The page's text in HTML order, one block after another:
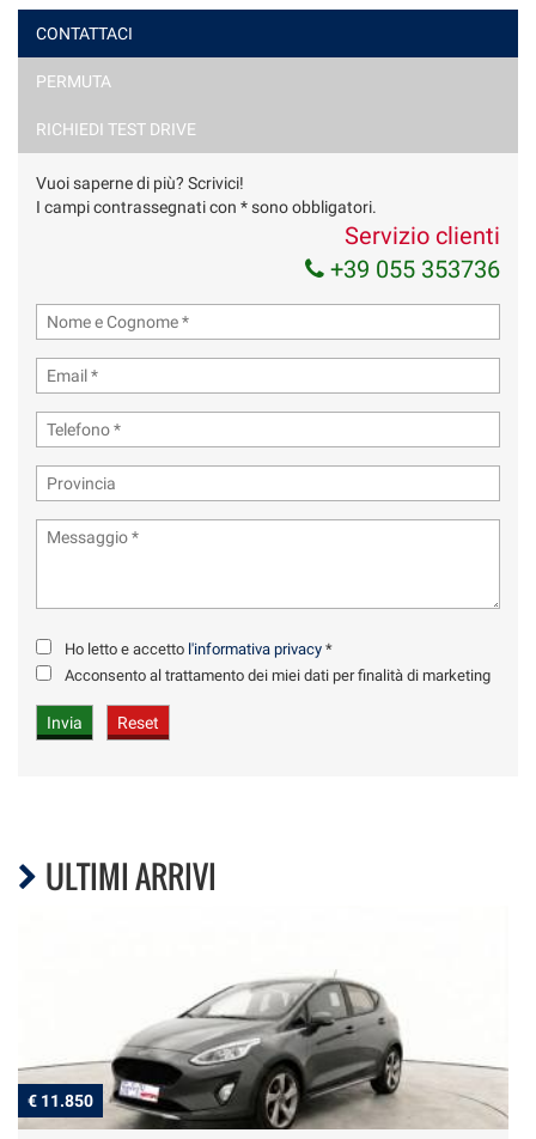
Ho letto e accetto
marketing
Invia la tua richiesta
CONTATTACI
PERMUTA
RICHIEDI TEST DRIVE
Vuoi saperne di più? Scrivici!
I campi contrassegnati con * sono obbligatori.
Servizio clienti
+39 055 353736
Ho letto e accetto l'informativa privacy *
Acconsento al trattamento dei miei dati per finalità di marketing
ULTIMI ARRIVI
€ 11.850